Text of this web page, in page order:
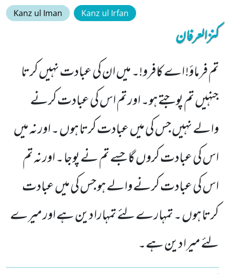
Kanz ul Iman Kanz ul Irfan
کنزالعرفان
تم فرماؤ! اے کافرو!۔ میں ان کی عبادت نہیں کرتا
جنہیں تم پوجتے ہو۔ اور تم اس کی عبادت کرنے
والے نہیں جس کی میں عبادت کرتا ہوں ۔ اور نہ میں
اس کی عبادت کروں گا جسے تم نے پوجا ۔ اور نہ تم
اس کی عبادت کرنے والے ہو جس کی میں عبادت
کرتا ہوں ۔ تمہارے لئے تمہارا دین ہے اور میرے
لئے میرا دین ہے۔